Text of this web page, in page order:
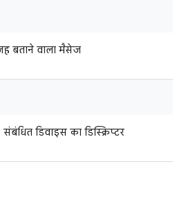
बताने वाला मैसेज
संबंधित डिवाइस का डिस्क्रिप्टर